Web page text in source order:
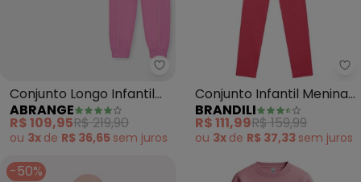
Abrange - Conjunto Longo
Conjunto Longo Infantil
Menina Panda Moment
(Rosa)
ABRANGE
R$ 109,95R$ 219,90
ou 3x de R$ 36,65 sem juros
Conjunto Infantil Menina
de Corações (Rosa)
BRANDILI
R$ 111,99R$ 159,99
ou 3x de R$ 37,33 sem juros
-50%